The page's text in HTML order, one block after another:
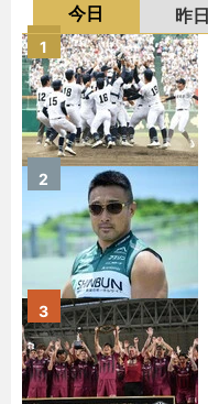
今日 昨日
1
2
3